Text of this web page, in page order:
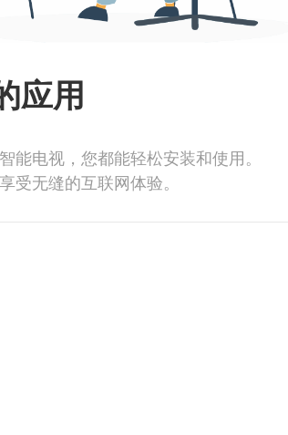
应用
电视，您都能轻松安装和使用。
无缝的互联网体验。